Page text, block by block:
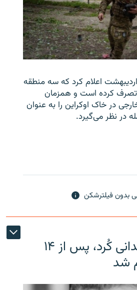
روسیه روز چهارشنبه ۲۶ اردیبهشت اعلام کرد که سه منطقه
تصرف کرده است و همزمان
در خاک اوکراین را به عنوان
در نظر می‌گیرد.
بدون فیلترشکن
خسرو بشارت، زندانی کُرد، پس از ۱۴
شد